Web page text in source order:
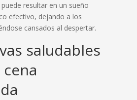
resultar en un sueño
efectivo, dejando a los
cansados al despertar.
saludables